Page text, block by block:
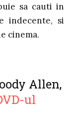
sa cauti in
indecente, si
cinema.
Allen,
ul